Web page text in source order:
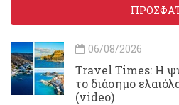
06/08/2026
Travel Times: H
το διάσημο
(video)